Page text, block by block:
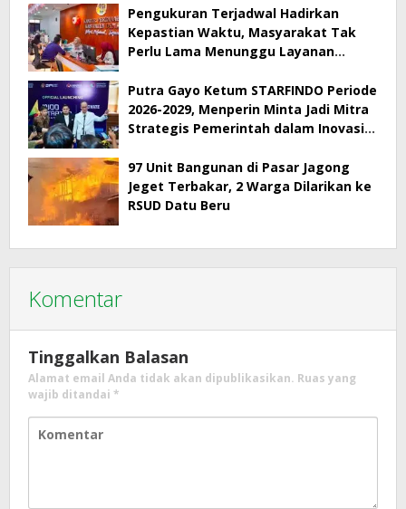
Pengukuran Terjadwal Hadirkan
Kepastian Waktu, Masyarakat Tak
Perlu Lama Menunggu Layanan
Putra Gayo Ketum STARFINDO Periode
2026-2029, Menperin Minta Jadi Mitra
Strategis Pemerintah dalam Inovasi
97 Unit Bangunan di Pasar Jagong
Jeget Terbakar, 2 Warga Dilarikan ke
RSUD Datu Beru
Komentar
Tinggalkan Balasan
Alamat email Anda tidak akan dipublikasikan. Ruas yang
wajib ditandai *